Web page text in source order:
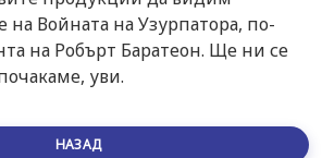
на Войната на Узурпатора, по-
на Робърт Баратеон. Ще ни се
уви.
НАЗАД